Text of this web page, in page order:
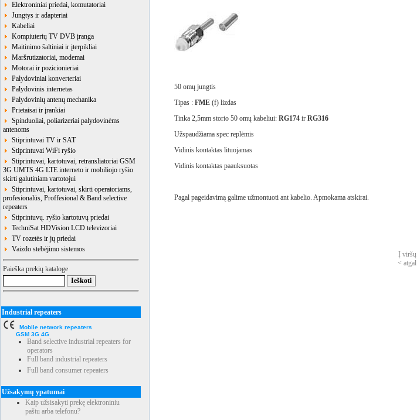
Elektroniniai priedai, komutatoriai
Jungtys ir adapteriai
Kabeliai
Kompiuterių TV DVB įranga
Maitinimo šaltiniai ir įterpikliai
Maršrutizatoriai, modemai
Motorai ir pozicionieriai
Palydoviniai konverteriai
Palydovinis internetas
Palydovinių antenų mechanika
Prietaisai ir įrankiai
Spinduoliai, poliarizeriai palydovinėms
antenoms
Stiprintuvai TV ir SAT
Stiprintuvai WiFi ryšio
Stiprintuvai, kartotuvai, retransliatoriai GSM
3G UMTS 4G LTE interneto ir mobiliojo ryšio
skirti galutiniam vartotojui
Stiprintuvai, kartotuvai, skirti operatoriams,
profesionalūs, Proffesional & Band selective
repeaters
Stiprintuvų. ryšio kartotuvų priedai
TechniSat HDVision LCD televizoriai
TV rozetės ir jų priedai
Vaizdo stebėjimo sistemos
Paieška prekių kataloge
Industrial repeaters
Mobile network repeaters
GSM 3G 4G
Band selective industrial repeaters for
operators
Full band industrial repeaters
Full band consumer repeaters
Užsakymų ypatumai
Kaip užsisakyti prekę elektroniniu
paštu arba telefonu?
50 omų jungtis
Tipas : FME (f) lizdas
Tinka 2,5mm storio 50 omų kabeliui: RG174 ir RG316
Užspaudžiama spec replėmis
Vidinis kontaktas lituojamas
Vidinis kontaktas paauksuotas
Pagal pageidavimą galime užmontuoti ant kabelio. Apmokama atskirai.
Į viršų
< atgal